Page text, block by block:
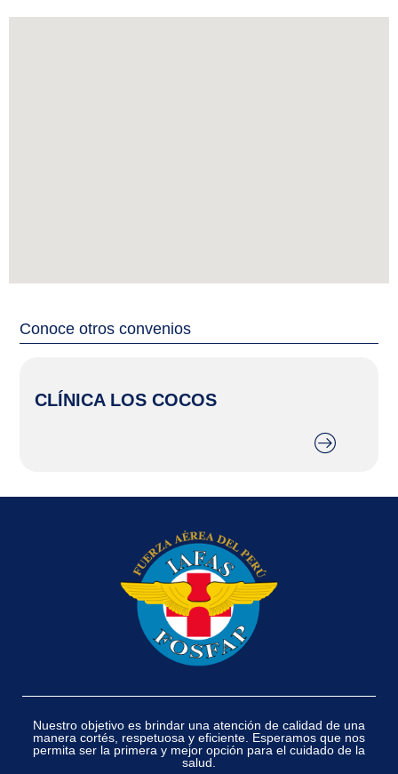
Conoce otros convenios
CLÍNICA LOS COCOS
Nuestro objetivo es brindar una atención de calidad de una
manera cortés, respetuosa y eficiente. Esperamos que nos
permita ser la primera y mejor opción para el cuidado de la
salud.